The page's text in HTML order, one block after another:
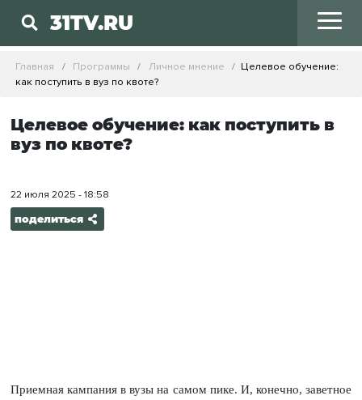
31TV.RU
Главная Программы Личное мнение
Целевое обучение:
как поступить в вуз по квоте?
Целевое обучение: как поступить в
вуз по квоте?
22 июля 2025 - 18:58
поделиться
Приемная кампания в вузы на самом пике. И, конечно, заветное